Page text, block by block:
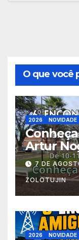
O que você
2026 NOVIDADE
Artur
7 DE
ZOLOTUJIN
2026 NOVIDADE